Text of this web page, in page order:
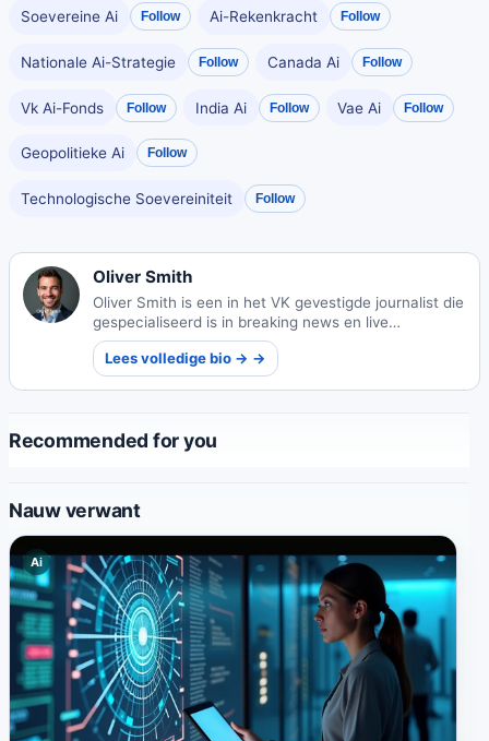
Soevereine Ai Follow Ai-Rekenkracht Follow
Nationale Ai-Strategie Follow Canada Ai Follow
Vk Ai-Fonds Follow India Ai Follow Vae Ai Follow
Geopolitieke Ai Follow
Technologische Soevereiniteit Follow
Oliver Smith
Oliver Smith is een in het VK gevestigde journalist die
gespecialiseerd is in breaking news en live
verslaggeving van evenementen, en tijdige rapporten
levert aan een wereldwijd publiek met
nauwkeurigheid en inzicht.
Lees volledige bio → →
Recommended for you
Nauw verwant
Ai